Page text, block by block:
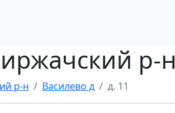
р-н
р-н Василево д д. 11